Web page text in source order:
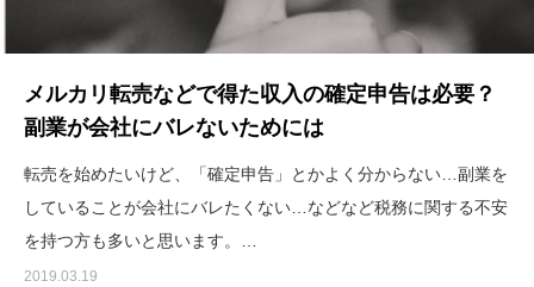
メルカリ転売などで得た収入の確定申告は必要？
副業が会社にバレないためには
転売を始めたいけど、「確定申告」とかよく分からない…副業を
していることが会社にバレたくない…などなど税務に関する不安
を持つ方も多いと思います。…
2019.03.19